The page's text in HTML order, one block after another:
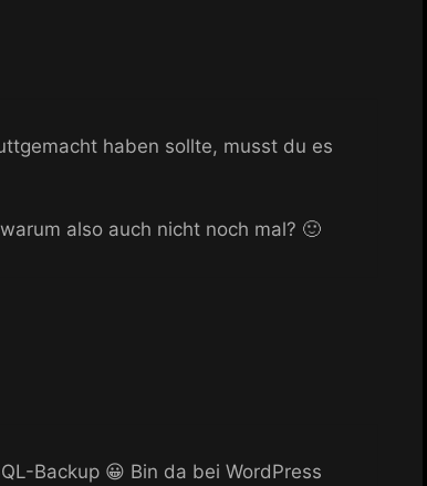
haben sollte, musst du es
also auch nicht noch mal? 🙂
Backup 😀 Bin da bei WordPress